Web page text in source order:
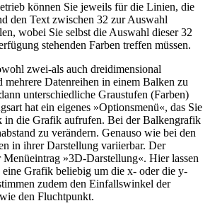
können Sie jeweils für die Linien, die
den Text zwischen 32 zur Auswahl
wobei Sie selbst die Auswahl dieser 32
stehenden Farben treffen müssen.
zwei-als auch dreidimensional
mehrere Datenreihen in einem Balken zu
unterschiedliche Graustufen (Farben)
hat ein eigenes »Optionsmenü«, das Sie
in die Grafik aufrufen. Bei der Balkengrafik
zu verändern. Genauso wie bei den
in ihrer Darstellung variierbar. Der
Menüeintrag »3D-Darstellung«. Hier lassen
Grafik beliebig um die x- oder die y-
zudem den Einfallswinkel der
den Fluchtpunkt.